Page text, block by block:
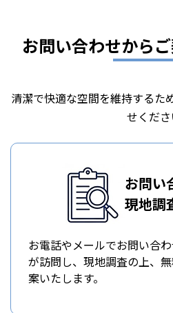
お問い合わせから
清潔で快適な空間を維持するた
せくだ
お問い
現地調
お電話やメールでお問い合
が訪問し、現地調査の上、
案いたします。